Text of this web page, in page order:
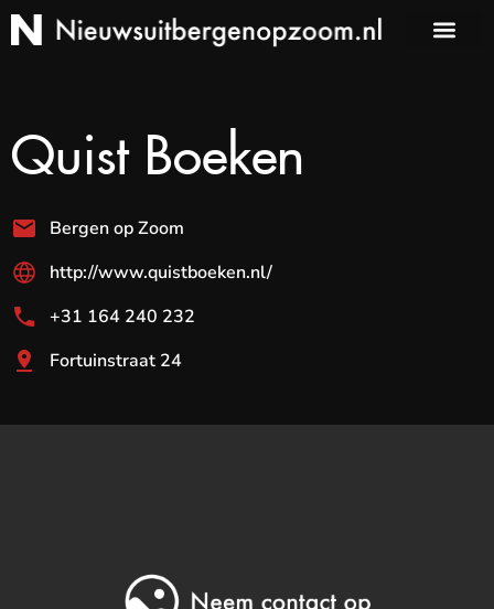
Quist Boeken
Bergen op Zoom
http://www.quistboeken.nl/
+31 164 240 232
Fortuinstraat 24